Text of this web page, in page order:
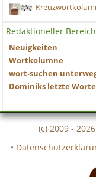
Redaktioneller Bereich
Neuigkeiten
Wortkolumne
wort-suchen
Dominiks letzte Worte
(c) 2009 -
•